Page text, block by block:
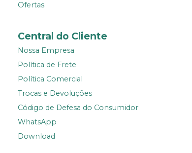
Ofertas
Central do Cliente
Nossa Empresa
Política de Frete
Política Comercial
Trocas e Devoluções
Código de Defesa do Consumidor
WhatsApp
Download